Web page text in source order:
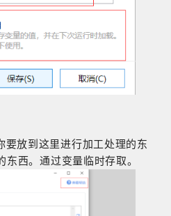
放到这里进行加工处理的东
西。通过变量临时存取。